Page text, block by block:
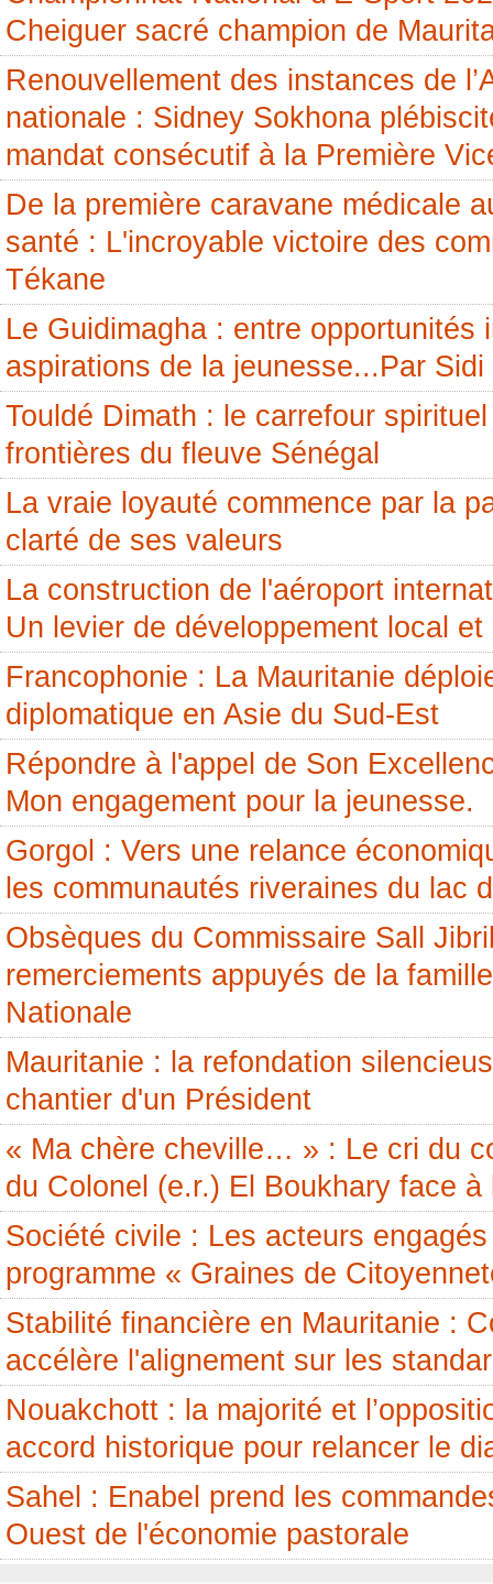
Cheiguer sacré champion de
Renouvellement des instances de
nationale : Sidney Sokhona
mandat consécutif à la Première
De la première caravane médicale
santé : L'incroyable victoire des
Tékane
Le Guidimagha : entre opportunités
aspirations de la jeunesse...Par
Touldé Dimath : le carrefour
frontières du fleuve Sénégal
La vraie loyauté commence par la
clarté de ses valeurs
La construction de l'aéroport
Un levier de développement local et
Francophonie : La Mauritanie
diplomatique en Asie du Sud-Est
Répondre à l'appel de Son
Mon engagement pour la jeunesse.
Gorgol : Vers une relance
les communautés riveraines du lac
Obsèques du Commissaire Sall
remerciements appuyés de la
Nationale
Mauritanie : la refondation
chantier d'un Président
« Ma chère cheville… » : Le cri du
du Colonel (e.r.) El Boukhary face à
Société civile : Les acteurs
programme « Graines de
Stabilité financière en Mauritanie :
accélère l'alignement sur les
Nouakchott : la majorité et
accord historique pour relancer le
Sahel : Enabel prend les
Ouest de l'économie pastorale